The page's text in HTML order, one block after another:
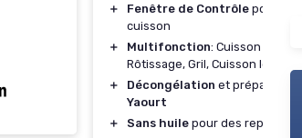
＋
Fenêtre de Contrôle pour
cuisson
＋
Multifonction: Cuisson à l'air
Rôtissage, Gril, Cuisson lente
＋
Décongélation et préparation
Yaourt
＋
Sans huile pour des repas plus